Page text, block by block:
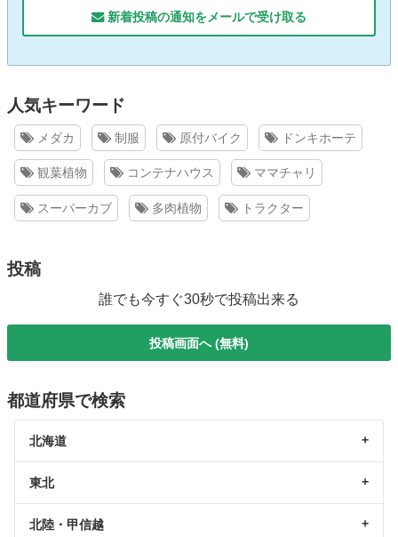
新着投稿の通知をメールで受け取る
人気キーワード
メダカ 制服 原付バイク ドンキホーテ
観葉植物 コンテナハウス ママチャリ
スーパーカブ 多肉植物 トラクター
投稿
誰でも今すぐ30秒で投稿出来る
投稿画面へ (無料)
都道府県で検索
北海道
東北
北陸・甲信越